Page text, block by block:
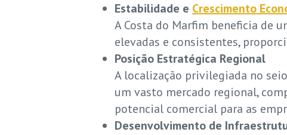
Estabilidade e Crescimento
A Costa do Marfim beneficia de
elevadas e consistentes,
Posição Estratégica Regional
A localização privilegiada no
um vasto mercado regional,
potencial comercial para as
Desenvolvimento de